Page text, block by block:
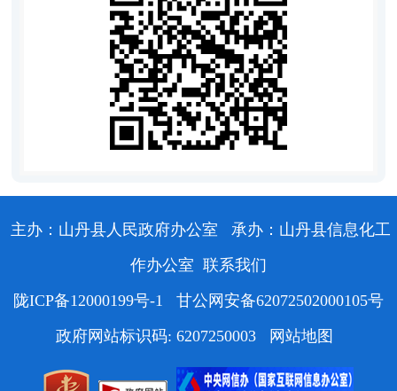
主办：山丹县人民政府办公室
承办：山丹县信息化工
作办公室 联系我们
陇ICP备12000199号-1
甘公网安备62072502000105号
政府网站标识码: 6207250003
网站地图